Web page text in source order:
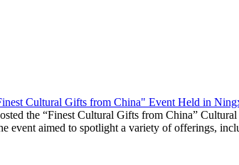
Cultural Gifts from China" Event Held in
the “Finest Cultural Gifts from China”
event aimed to spotlight a variety of offerings,